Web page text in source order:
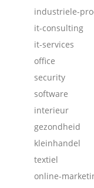
industriele-
it-consulting
it-services
office
security
software
interieur
gezondheid
kleinhandel
textiel
online-